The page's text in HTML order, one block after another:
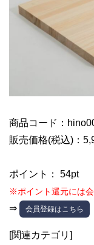
商品コード：
販売価格(税込)：
ポイント： 54pt
※ポイント還元には
⇒ 会員登録はこちら
[関連カテゴリ]